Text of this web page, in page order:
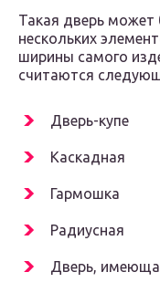
Такая дверь может
нескольких
ширины самого
считаются
Дверь-купе
Каскадная
Гармошка
Радиусная
Дверь,